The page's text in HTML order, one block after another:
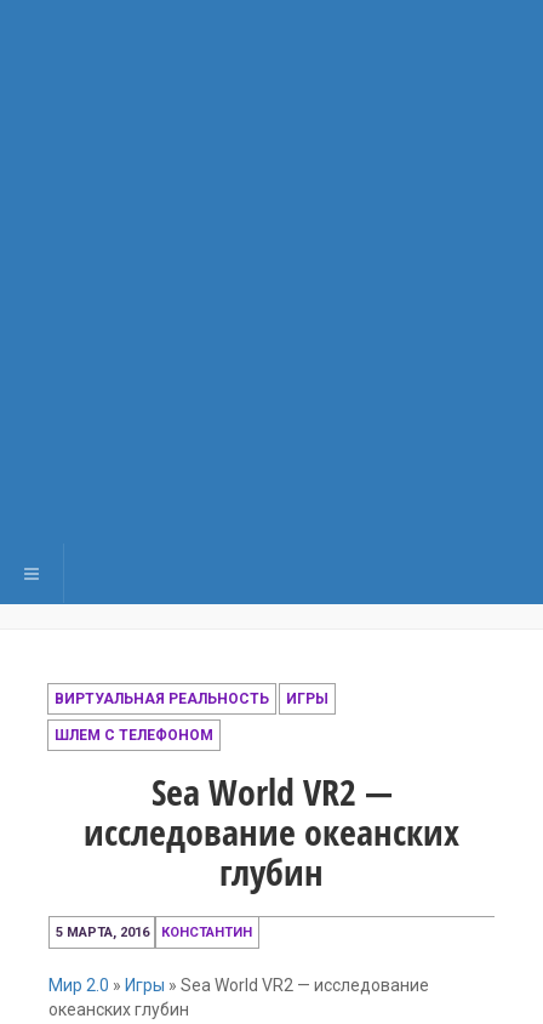
Переключить навигацию
ВИРТУАЛЬНАЯ РЕАЛЬНОСТЬ ИГРЫ
ШЛЕМ С ТЕЛЕФОНОМ
Sea World VR2 —
исследование океанских
глубин
5 МАРТА, 2016
10
декабря,
КОНСТАНТИН
Мир 2.0 » Игры » Sea World VR2 — исследование
океанских глубин